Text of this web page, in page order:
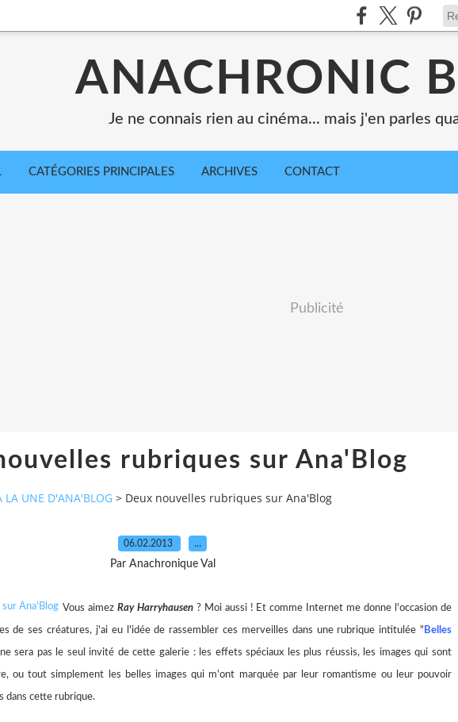
ANACHRONIC
Je ne connais rien au cinéma... mais j'en parles
CATÉGORIES PRINCIPALES ARCHIVES CONTACT
Publicité
rubriques sur Ana'Blog
LA UNE D'ANA'BLOG > Deux nouvelles rubriques sur Ana'Blog
06.02.2013 …
Par Anachronique Val
Vous aimez Ray Harryhausen ? Moi aussi ! Et comme Internet me donne l'occasion de
de ses créatures, j'ai eu l'idée de rassembler ces merveilles dans une rubrique intitulée " Belles
ne sera pas le seul invité de cette galerie : les effets spéciaux les plus réussis, les images qui sont
ou tout simplement les belles images qui m'ont marquée par leur romantisme ou leur pouvoir
dans cette rubrique.